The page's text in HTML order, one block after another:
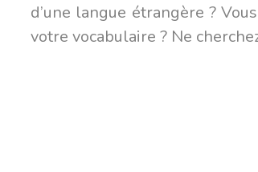
d’une langue étrangère ?
votre vocabulaire ? Ne